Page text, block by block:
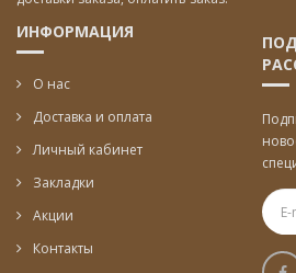
ИНФОРМАЦИЯ
О нас
Доставка и оплата
Личный кабинет
Закладки
Акции
Контакты